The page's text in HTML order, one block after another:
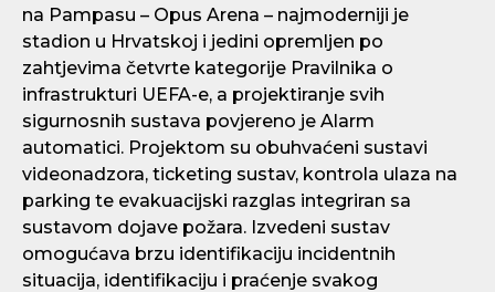
na Pampasu – Opus Arena – najmoderniji je
stadion u Hrvatskoj i jedini opremljen po
zahtjevima četvrte kategorije Pravilnika o
infrastrukturi UEFA-e, a projektiranje svih
sigurnosnih sustava povjereno je Alarm
automatici. Projektom su obuhvaćeni sustavi
videonadzora, ticketing sustav, kontrola ulaza na
parking te evakuacijski razglas integriran sa
sustavom dojave požara. Izvedeni sustav
omogućava brzu identifikaciju incidentnih
situacija, identifikaciju i praćenje svakog